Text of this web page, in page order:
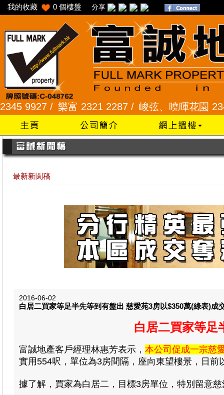
我的收藏 0 個樓盤 分享
/樂富 2321 2287 / 峻弦、曉暉花園 2345
最新新聞稿
2016-06-02
白居二買家等足半先等到有盤出 慈愛苑3房以$350萬(綠表)成
白居二買家等足
富誠地產客戶經理林惠芳表示， 本公司促成一宗慈
實用554呎，單位為3房間隔，座向東望樓景，日
據了解，買家為白居二，目標3房單位，特別留意